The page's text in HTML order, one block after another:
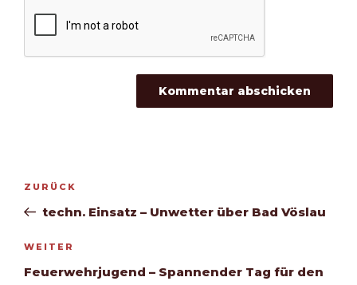
Beitragsnavigation
Vorheriger
Beitrag
ZURÜCK
techn. Einsatz – Unwetter über Bad Vöslau
Nächster
Beitrag
WEITER
Feuerwehrjugend – Spannender Tag für den